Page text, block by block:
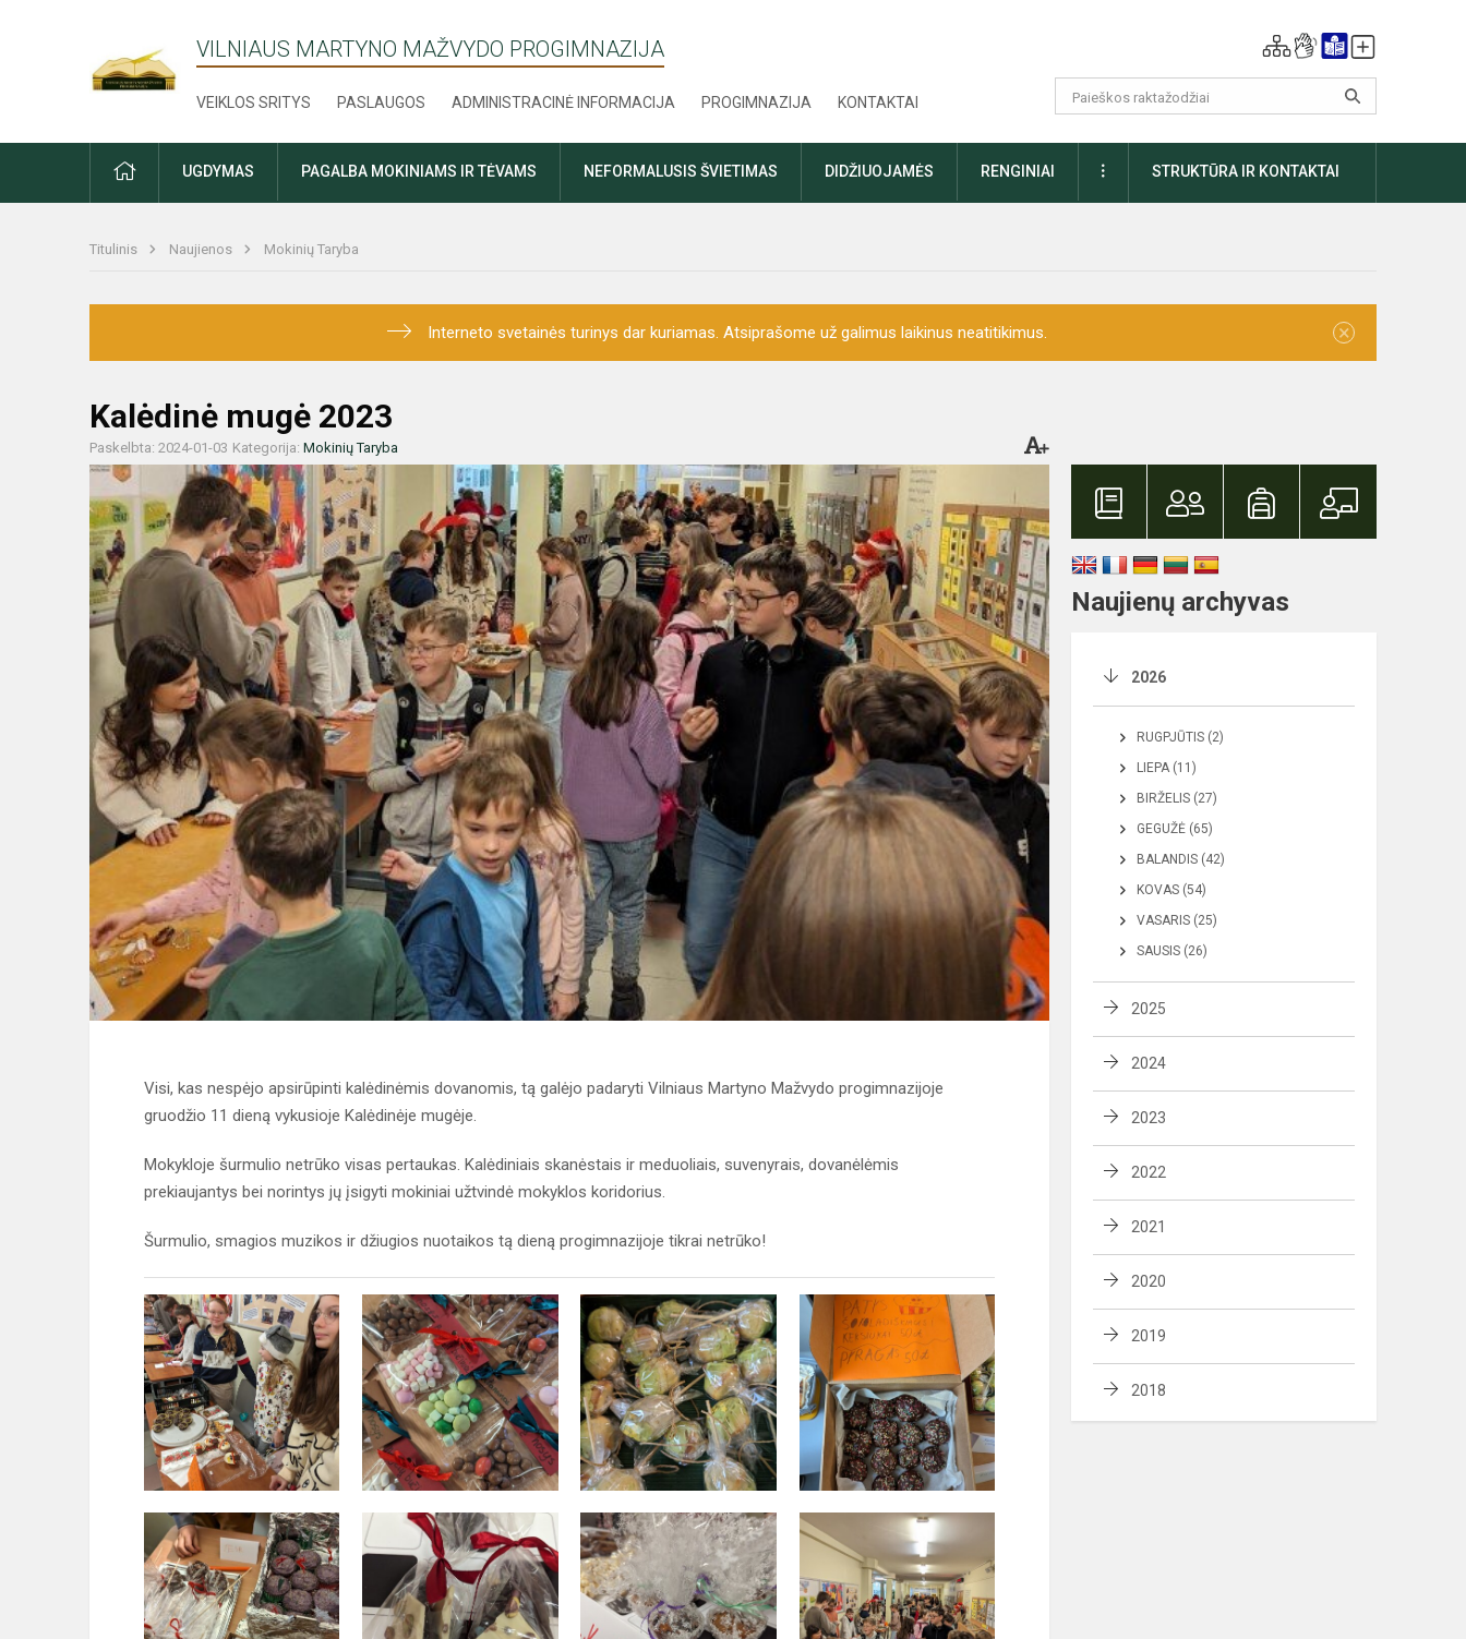
VILNIAUS MARTYNO MAŽVYDO PROGIMNAZIJA
VEIKLOS SRITYS PASLAUGOS ADMINISTRACINĖ INFORMACIJA PROGIMNAZIJA KONTAKTAI
PRADŽIAUGDYMAS PAGALBA MOKINIAMS IR TĖVAMS NEFORMALUSIS ŠVIETIMAS DIDŽIUOJAMĖS RENGINIAI DAUGIAUSTRUKTŪRA IR KONTAKTAI
Titulinis Naujienos Mokinių Taryba
Interneto svetainės turinys dar kuriamas. Atsiprašome už galimus laikinus neatitikimus. ×
Kalėdinė mugė 2023
Paskelbta: 2024-01-03 Kategorija: Mokinių Taryba
Visi, kas nespėjo apsirūpinti kalėdinėmis dovanomis, tą galėjo padaryti Vilniaus Martyno Mažvydo progimnazijoje
gruodžio 11 dieną vykusioje Kalėdinėje mugėje.
Mokykloje šurmulio netrūko visas pertaukas. Kalėdiniais skanėstais ir meduoliais, suvenyrais, dovanėlėmis
prekiaujantys bei norintys jų įsigyti mokiniai užtvindė mokyklos koridorius.
Šurmulio, smagios muzikos ir džiugios nuotaikos tą dieną progimnazijoje tikrai netrūko!
Naujienų archyvas
2026
RUGPJŪTIS (2)
LIEPA (11)
BIRŽELIS (27)
GEGUŽĖ (65)
BALANDIS (42)
KOVAS (54)
VASARIS (25)
SAUSIS (26)
2025
2024
2023
2022
2021
2020
2019
2018